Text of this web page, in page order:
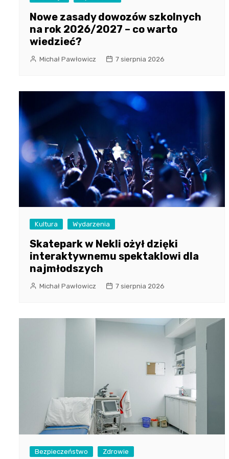
Nowe zasady dowozów szkolnych
na rok 2026/2027 – co warto
wiedzieć?
Michał Pawłowicz 7 sierpnia 2026
Kultura Wydarzenia
Skatepark w Nekli ożył dzięki
interaktywnemu spektaklowi dla
najmłodszych
Michał Pawłowicz 7 sierpnia 2026
Bezpieczeństwo Zdrowie